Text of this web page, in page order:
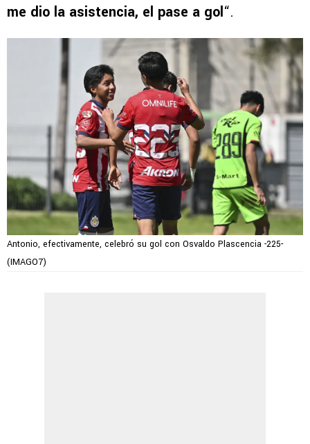
me dio la asistencia, el pase a gol“.
Antonio, efectivamente, celebró su gol con Osvaldo Plascencia -225-
(IMAGO7)